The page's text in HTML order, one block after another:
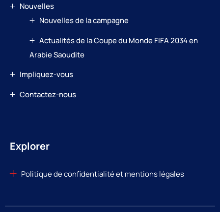
Nouvelles
Nouvelles de la campagne
Actualités de la Coupe du Monde FIFA 2034 en
Arabie Saoudite
Impliquez-vous
Contactez-nous
Explorer
Politique de confidentialité et mentions légales